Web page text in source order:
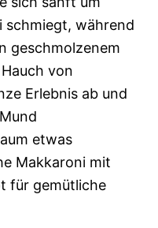
schmiegt, während
geschmolzenem
von
Erlebnis ab und
etwas
Makkaroni mit
für gemütliche